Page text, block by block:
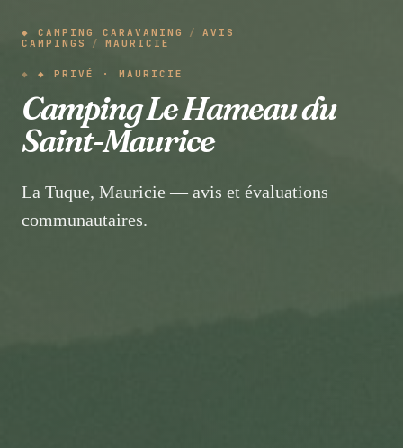
◆ CAMPING CARAVANING /
AVIS
CAMPINGS
/ MAURICIE
◆ PRIVÉ · MAURICIE
Camping Le Hameau du
Saint-Maurice
La Tuque, Mauricie — avis et évaluations
communautaires.